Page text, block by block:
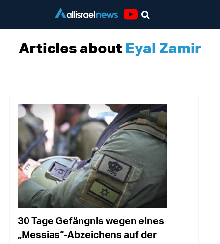
Articles about Eyal Zamir
30 Tage Gefängnis wegen eines
„Messias“-Abzeichens auf der